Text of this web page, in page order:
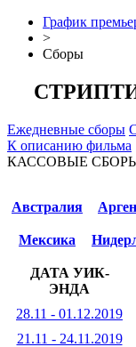
График
>
Сборы
Ежедневные сборы
К описанию фильма
КАССОВЫЕ
Австралия
Мексика
ДАТА УИК-
ЭНДА
28.11 - 01.12.2019
21.11 - 24.11.2019